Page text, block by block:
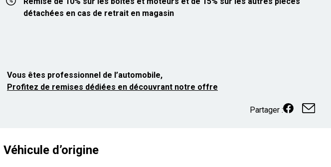
détachées en cas de retrait en magasin
Vous êtes professionnel de l’automobile,
Profitez de remises dédiées en découvrant notre offre
Partager :
Véhicule d’origine